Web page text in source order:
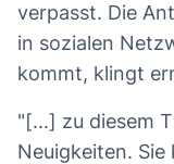
verpasst. Die
in sozialen
kommt, klingt
"[...] zu diesem
Neuigkeiten.